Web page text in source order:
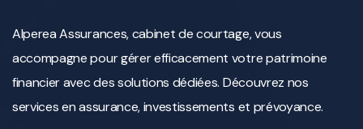
Alperea Assurances, cabinet de courtage, vous
accompagne pour gérer efficacement votre patrimoine
financier avec des solutions dédiées. Découvrez nos
services en assurance, investissements et prévoyance.